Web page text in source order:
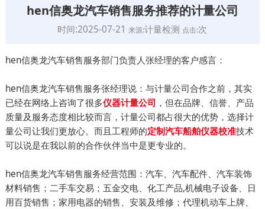
hen信奥龙汽车销售服务推荐的计量公司
时间:2025-07-21来源:计量检测 点击:次
hen信奥龙汽车销售服务部门负责人张经理的客户感言：
hen信奥龙汽车销售服务张经理说：与计量公司合作之前，其实
已经在网络上咨询了很多仪器计量公司 ，但在品牌、信誉、产品
质量及服务态度相比较而言，计量公司都占很大的优势，选择计
量公司让我们更放心。而且工程师的定制汽车船舶仪器校准技术
可以说是在我以前的合作伙伴当中是更专业的。
hen信奥龙汽车销售服务经营范围：汽车、汽车配件、汽车装饰
材料销售；二手车交易；五金交电、化工产品,机械电子设备、日
用百货销售；家用电器的销售、安装及维修；代理机动车上牌、